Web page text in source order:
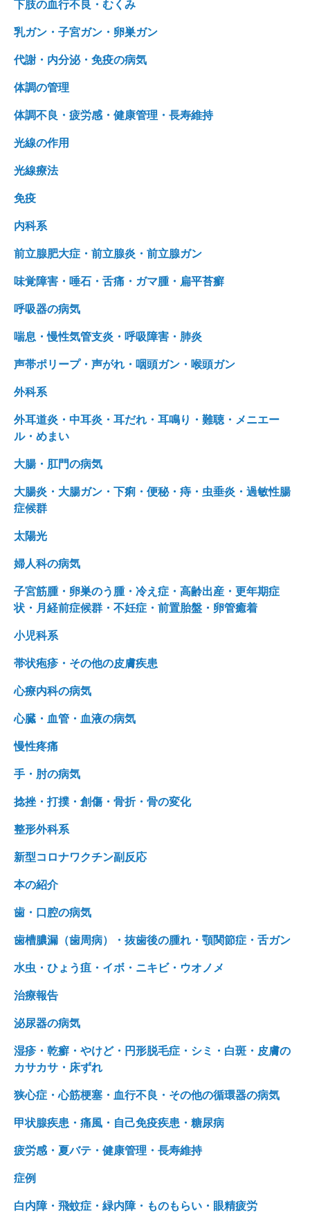
下肢の血行不良・むくみ
乳ガン・子宮ガン・卵巣ガン
代謝・内分泌・免疫の病気
体調の管理
体調不良・疲労感・健康管理・長寿維持
光線の作用
光線療法
免疫
内科系
前立腺肥大症・前立腺炎・前立腺ガン
味覚障害・唾石・舌痛・ガマ腫・扁平苔癬
呼吸器の病気
喘息・慢性気管支炎・呼吸障害・肺炎
声帯ポリープ・声がれ・咽頭ガン・喉頭ガン
外科系
外耳道炎・中耳炎・耳だれ・耳鳴り・難聴・メニエー
ル・めまい
大腸・肛門の病気
大腸炎・大腸ガン・下痢・便秘・痔・虫垂炎・過敏性腸
症候群
太陽光
婦人科の病気
子宮筋腫・卵巣のう腫・冷え症・高齢出産・更年期症
状・月経前症候群・不妊症・前置胎盤・卵管癒着
小児科系
帯状疱疹・その他の皮膚疾患
心療内科の病気
心臓・血管・血液の病気
慢性疼痛
手・肘の病気
捻挫・打撲・創傷・骨折・骨の変化
整形外科系
新型コロナワクチン副反応
本の紹介
歯・口腔の病気
歯槽膿漏（歯周病）・抜歯後の腫れ・顎関節症・舌ガン
水虫・ひょう疽・イボ・ニキビ・ウオノメ
治療報告
泌尿器の病気
湿疹・乾癬・やけど・円形脱毛症・シミ・白斑・皮膚の
カサカサ・床ずれ
狭心症・心筋梗塞・血行不良・その他の循環器の病気
甲状腺疾患・痛風・自己免疫疾患・糖尿病
疲労感・夏バテ・健康管理・長寿維持
症例
白内障・飛蚊症・緑内障・ものもらい・眼精疲労